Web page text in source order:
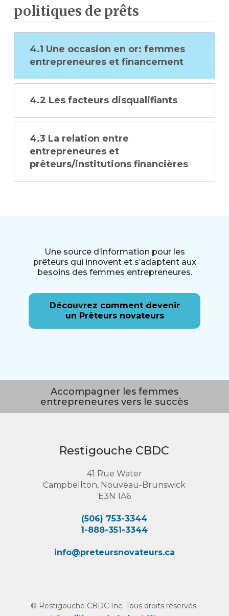
politiques de prêts
4.1 Une occasion en or: femmes
entrepreneures et financement
4.2 Les facteurs disqualifiants
4.3 La relation entre
entrepreneures et
prêteurs/institutions financières
Une source d’information pour les
prêteurs qui innovent et s’adaptent aux
besoins des femmes entrepreneures.
Découvrez comment devenir
un Prêteurs novateurs
Accompagner les femmes
entrepreneures vers le succès
Restigouche CBDC
41 Rue Water
Campbellton, Nouveau-Brunswick
E3N 1A6
(506) 753-3344
1-888-351-3344
info@preteursnovateurs.ca
© Restigouche CBDC Inc. Tous droits réservés.